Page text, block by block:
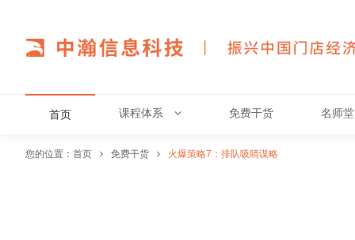
首页 课程体系 免费干货 名师堂
您的位置： 首页 免费干货 火爆策略7：排队吸睛谋略